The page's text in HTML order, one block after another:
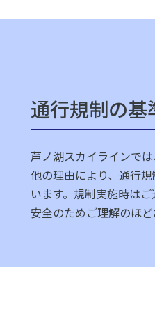
通行規制の基
芦ノ湖スカイラインで
他の理由により、通行
います。規制実施時は
安全のためご理解のほど